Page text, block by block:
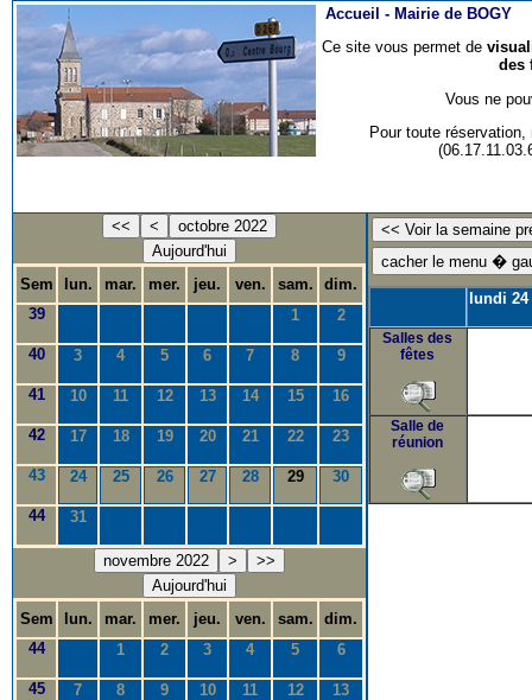
Accueil - Mairie de BOGY
Ce site vous permet de
des
Vous ne
Pour toute
<< <
octobre 2022
Aujourd'hui
Sem
lun. mar. mer. jeu. ven. sam.
dim.
39
1 2
40 3 4 5 6 7 8 9
41 10 11 12 13 14 15 16
42 17 18 19 20 21 22 23
43 24 25 26 27 28 29 30
44 31
novembre 2022 >
>>
Aujourd'hui
Sem
lun. mar. mer. jeu. ven. sam.
dim.
44
1 2 3 4 5 6
45 7 8 9 10 11 12 13
lundi
Salles des
fêtes
Salle de
réunion